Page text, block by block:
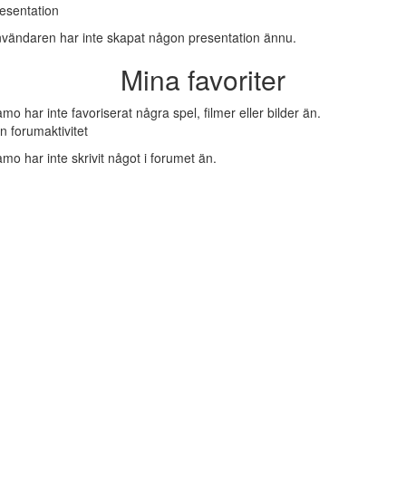
har inte skapat någon presentation ännu.
Mina favoriter
har inte favoriserat några spel, filmer eller bilder än.
forumaktivitet
har inte skrivit något i forumet än.